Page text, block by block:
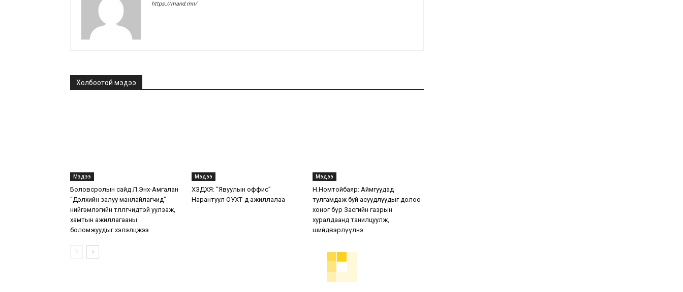
https://mand.mn/
Холбоотой мэдээ
Мэдээ
Боловсролын сайд Л.Энх-Амгалан
“Дэлхийн залуу манлайлагчид”
нийгэмлэгийн төлөөлөгчидтэй уулзаж,
хамтын ажиллагааны
боломжуудыг хэлэлцжээ
Мэдээ
ХЗДХЯ: “Явуулын оффис”
Нарантуул ОУХТ-д ажиллалаа
Мэдээ
Н.Номтойбаяр: Аймгуудад
тулгамдаж буй асуудлуудыг долоо
хоног бүр Засгийн газрын
хуралдаанд танилцуулж,
шийдвэрлүүлнэ